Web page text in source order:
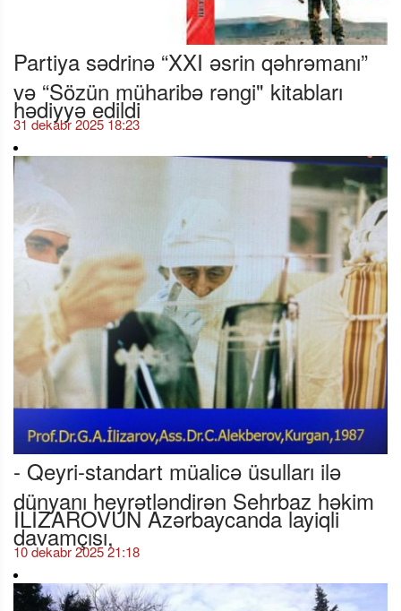
Partiya sədrinə “XXI əsrin qəhrəmanı”
və “Sözün müharibə rəngi" kitabları
hədiyyə edildi
31 dekabr 2025 18:23
- Qeyri-standart müalicə üsulları ilə
dünyanı heyrətləndirən Sehrbaz həkim
İLİZAROVUN Azərbaycanda layiqli
davamçısı,
10 dekabr 2025 21:18